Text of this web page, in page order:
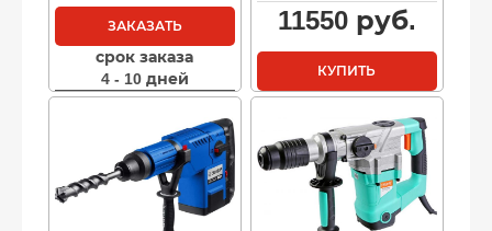
ЗАКАЗАТЬ
срок заказа
4 - 10 дней
11550руб.
КУПИТЬ